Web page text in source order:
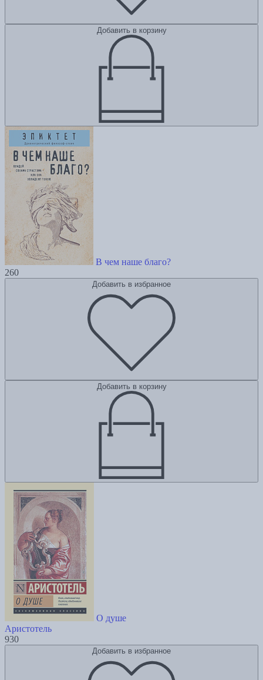
Добавить в корзину
В чем наше благо?
260
Добавить в избранное
Добавить в корзину
О душе
Аристотель
930
Добавить в избранное